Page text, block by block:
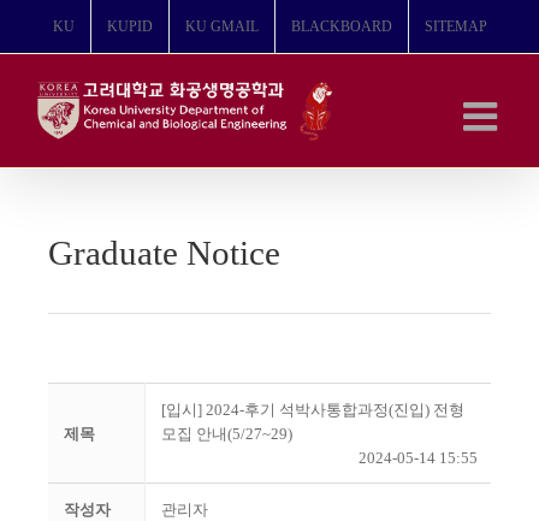
뛰
KU KUPID KU GMAIL BLACKBOARD SITEMAP
Graduate Notice
제목
[입시] 2024-후기 석박사통합과정(진입) 전형
모집 안내(5/27~29)
2024-05-14 15:55
작성자 관리자